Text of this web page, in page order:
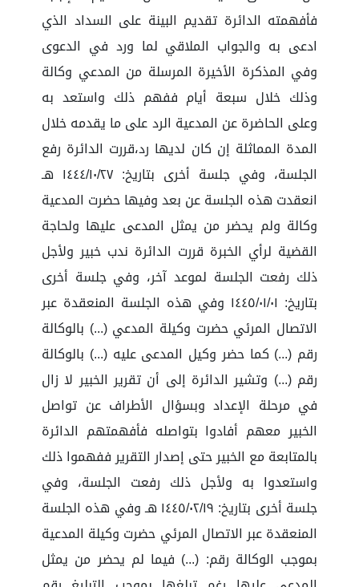
فأفهمته الدائرة تقديم البينة على السداد الذي
ادعى به والجواب الملاقي لما ورد في الدعوى
وفي المذكرة الأخيرة المرسلة من المدعي وكالة
وذلك خلال سبعة أيام ففهم ذلك واستعد به
وعلى الحاضرة عن المدعية الرد على ما يقدمه خلال
المدة المماثلة إن كان لديها رد،قررت الدائرة رفع
الجلسة، وفي جلسة أخرى بتاريخ: ١٤٤٤/١٠/٢٧ هـ
انعقدت هذه الجلسة عن بعد وفيها حضرت المدعية
وكالة ولم يحضر من يمثل المدعى عليها ولحاجة
القضية لرأي الخبرة قررت الدائرة ندب خبير ولأجل
ذلك رفعت الجلسة لموعد آخر، وفي جلسة أخرى
بتاريخ: ١٤٤٥/٠١/٠١ وفي هذه الجلسة المنعقدة عبر
الاتصال المرئي حضرت وكيلة المدعي (...) بالوكالة
رقم (...) كما حضر وكيل المدعى عليه (...) بالوكالة
رقم (...) وتشير الدائرة إلى أن تقرير الخبير لا زال
في مرحلة الإعداد وبسؤال الأطراف عن تواصل
الخبير معهم أفادوا بتواصله فأفهمتهم الدائرة
بالمتابعة مع الخبير حتى إصدار التقرير ففهموا ذلك
واستعدوا به ولأجل ذلك رفعت الجلسة، وفي
جلسة أخرى بتاريخ: ١٤٤٥/٠٢/١٩ هـ وفي هذه الجلسة
المنعقدة عبر الاتصال المرئي حضرت وكيلة المدعية
بموجب الوكالة رقم: (...) فيما لم يحضر من يمثل